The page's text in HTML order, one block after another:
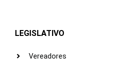
LEGISLATIVO
Vereadores